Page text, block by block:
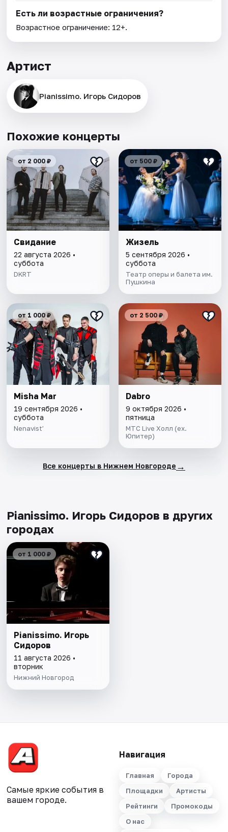
Есть ли возрастные ограничения?
Возрастное ограничение: 12+.
Артист
Pianissimo. Игорь Сидоров
Похожие концерты
от 2 000 ₽
Свидание
22 августа 2026 •
суббота
DKRT
от 500 ₽
Жизель
5 сентября 2026 •
суббота
Театр оперы и балета им.
Пушкина
от 1 000 ₽
Misha Mar
19 сентября 2026 •
суббота
Nenavist’
от 2 500 ₽
Dabro
9 октября 2026 •
пятница
МТС Live Холл (ex.
Юпитер)
Все концерты в Нижнем Новгороде →
Pianissimo. Игорь Сидоров в других
городах
от 1 000 ₽
Pianissimo. Игорь
Сидоров
11 августа 2026 •
вторник
Нижний Новгород
Самые яркие события в
вашем городе.
Навигация
Главная
Города
Площадки
Артисты
Рейтинги
Промокоды
О нас